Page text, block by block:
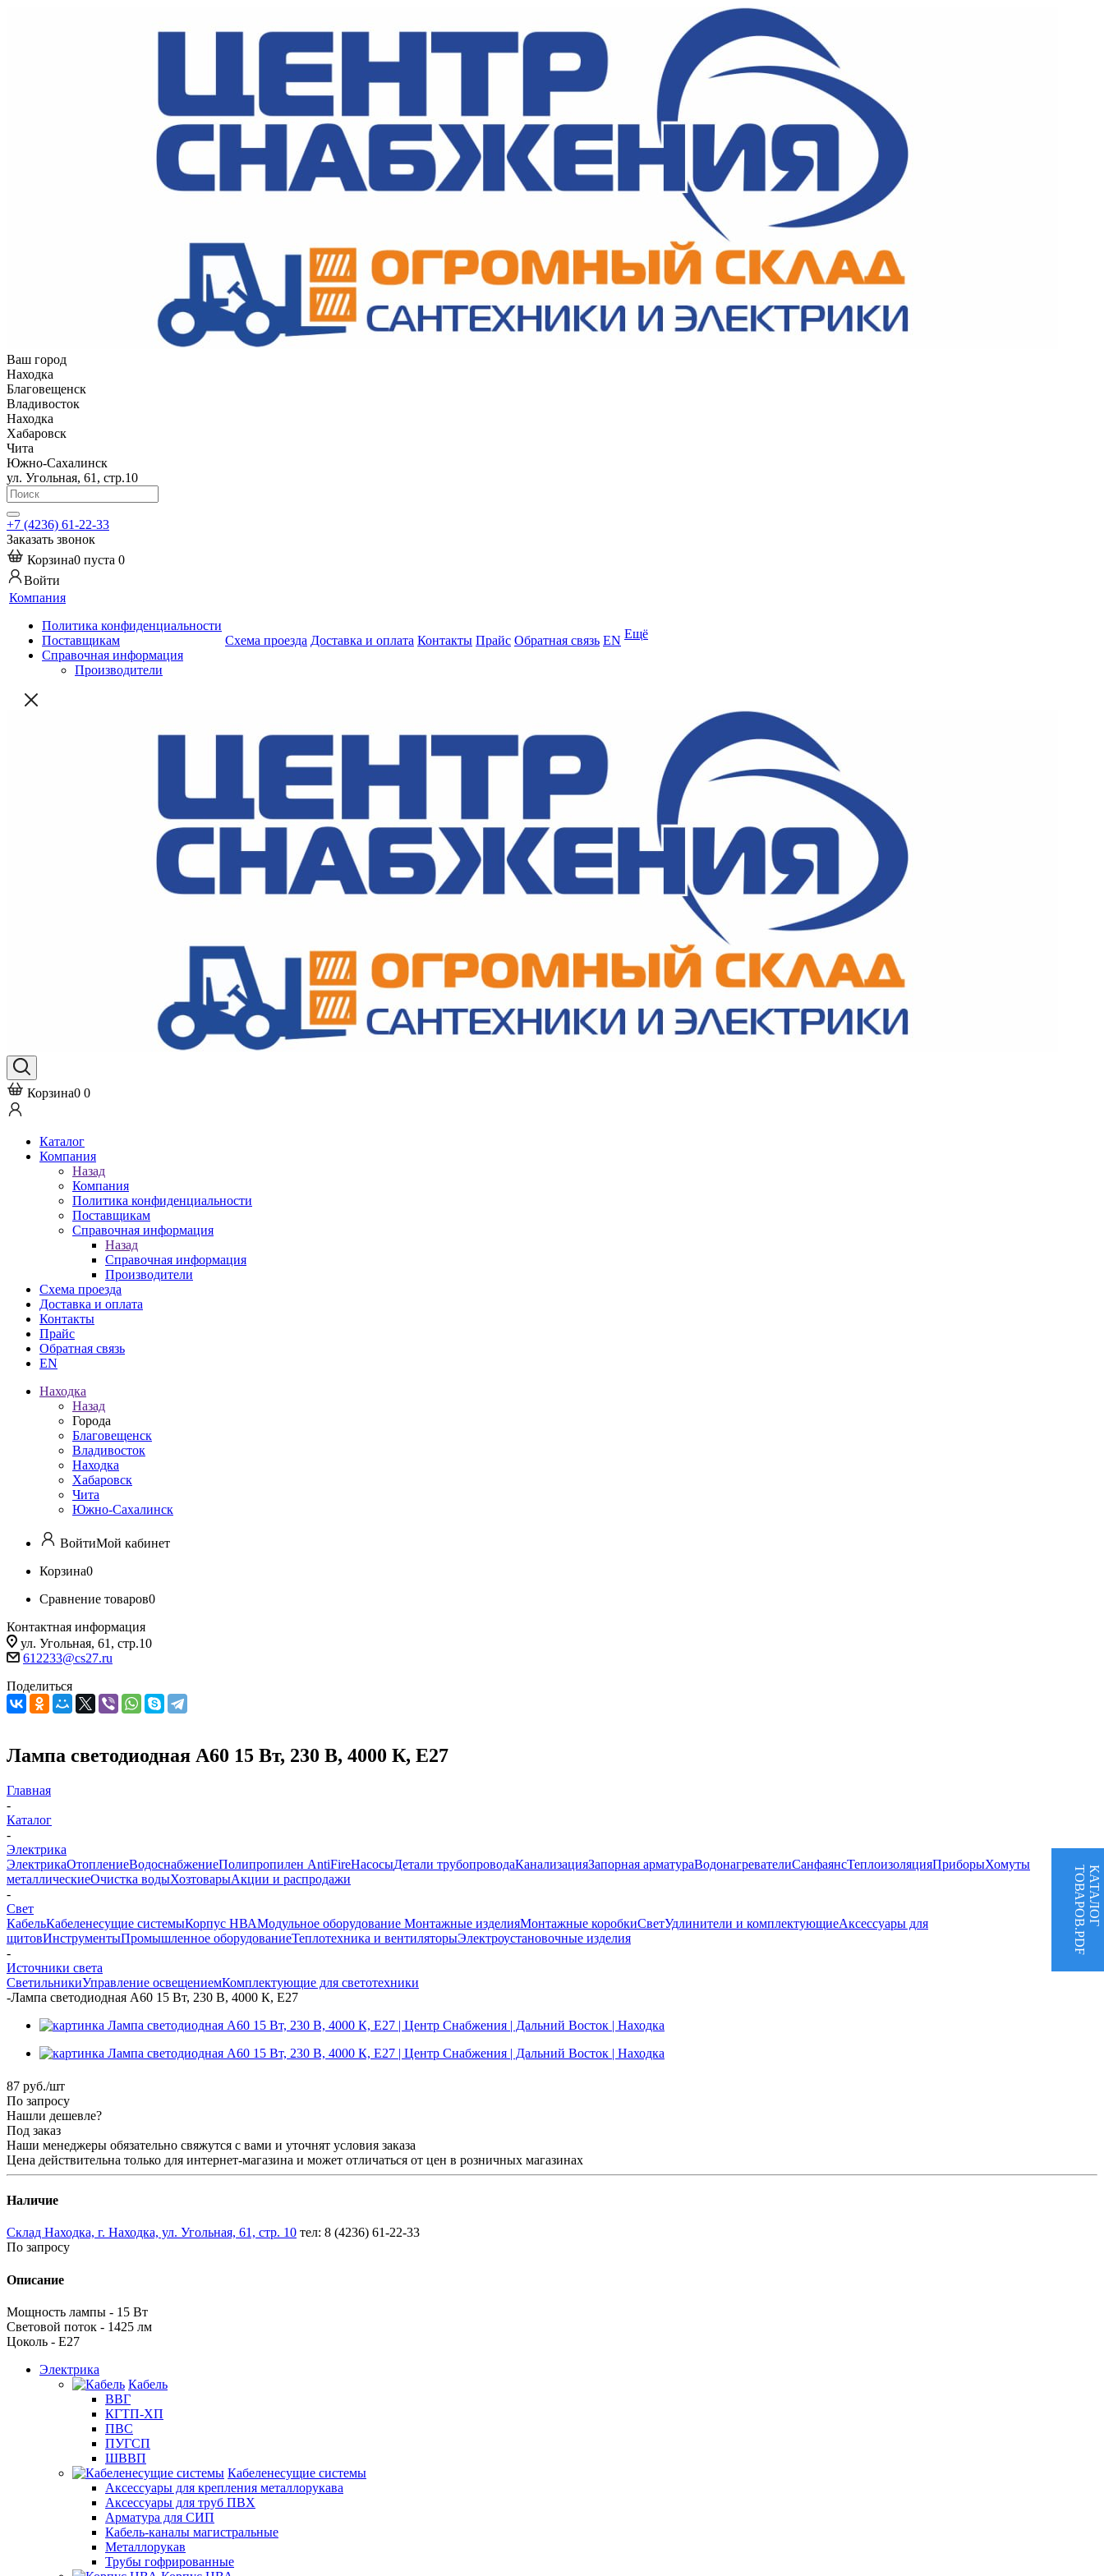
Ваш город
Находка
Благовещенск
Владивосток
Находка
Хабаровск
Чита
Южно-Сахалинск
ул. Угольная, 61, стр.10
+7 (4236) 61-22-33
Заказать звонок
Корзина0 пуста 0
Войти
Компания
Политика конфиденциальности
Поставщикам
Справочная информация
Производители
Схема проезда Доставка и оплата Контакты Прайс Обратная связь EN Ещё
Корзина0 0
Каталог
Компания
Назад
Компания
Политика конфиденциальности
Поставщикам
Справочная информация
Назад
Справочная информация
Производители
Схема проезда
Доставка и оплата
Контакты
Прайс
Обратная связь
EN
Находка
Назад
Города
Благовещенск
Владивосток
Находка
Хабаровск
Чита
Южно-Сахалинск
ВойтиМой кабинет
Корзина0
Сравнение товаров0
Контактная информация
ул. Угольная, 61, стр.10
612233@cs27.ru
Поделиться
Лампа светодиодная А60 15 Вт, 230 В, 4000 К, E27
Главная
-
Каталог
-
Электрика
ЭлектрикаОтоплениеВодоснабжениеПолипропилен AntiFireНасосыДетали трубопроводаКанализацияЗапорная арматураВодонагревателиСанфаянсТеплоизоляцияПриборыХомуты
металлическиеОчистка водыХозтоварыАкции и распродажи
-
Свет
КабельКабеленесущие системыКорпус НВАМодульное оборудование Монтажные изделияМонтажные коробкиСветУдлинители и комплектующиеАксессуары для
щитовИнструментыПромышленное оборудованиеТеплотехника и вентиляторыЭлектроустановочные изделия
-
Источники света
СветильникиУправление освещениемКомплектующие для светотехники
-Лампа светодиодная А60 15 Вт, 230 В, 4000 К, E27
87 руб./шт
По запросу
Нашли дешевле?
Под заказ
Наши менеджеры обязательно свяжутся с вами и уточнят условия заказа
Цена действительна только для интернет-магазина и может отличаться от цен в розничных магазинах
Наличие
Склад Находка, г. Находка, ул. Угольная, 61, стр. 10 тел: 8 (4236) 61-22-33
По запросу
Описание
Мощность лампы - 15 Вт
Световой поток - 1425 лм
Цоколь - Е27
Электрика
Кабель
ВВГ
КГТП-ХП
ПВС
ПУГСП
ШВВП
Кабеленесущие системы
Аксессуары для крепления металлорукава
Аксессуары для труб ПВХ
Арматура для СИП
Кабель-каналы магистральные
Металлорукав
Трубы гофрированные
КАТАЛОГ
ТОВАРОВ.PDF